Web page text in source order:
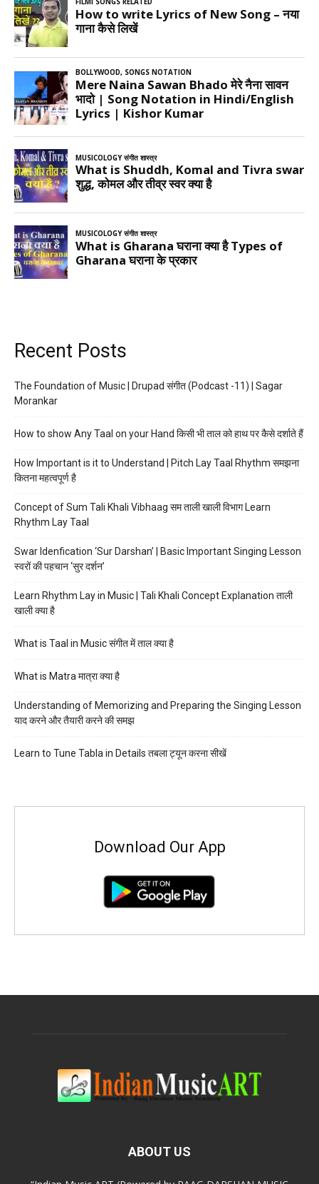
Recent Posts
The Foundation of Music | Drupad संगीत (Podcast -11) | Sagar
Morankar
How to show Any Taal on your Hand किसी भी ताल को हाथ पर कैसे दर्शाते हैं
How Important is it to Understand | Pitch Lay Taal Rhythm समझना
कितना महत्वपूर्ण है
Concept of Sum Tali Khali Vibhaag सम ताली खाली विभाग Learn
Rhythm Lay Taal
Swar Idenfication ‘Sur Darshan’ | Basic Important Singing Lesson
स्वरों की पहचान ‘सुर दर्शन’
Learn Rhythm Lay in Music | Tali Khali Concept Explanation ताली
खाली क्या है
What is Taal in Music संगीत में ताल क्या है
What is Matra मात्रा क्या है
Understanding of Memorizing and Preparing the Singing Lesson
याद करने और तैयारी करने की समझ
Learn to Tune Tabla in Details तबला ट्यून करना सीखें
Download Our App
ABOUT US